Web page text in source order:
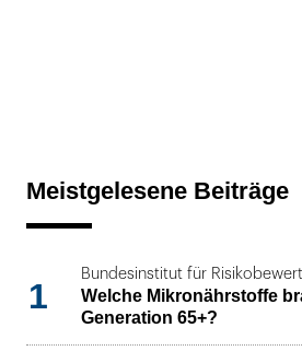
Meistgelesene Beiträge
1
Bundesinstitut für
Welche Mikronährstoffe
Generation 65+?